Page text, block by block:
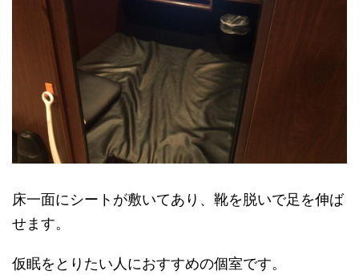
床一面にシートが敷いてあり、靴を脱いで足を伸ば
せます。
仮眠をとりたい人におすすめの個室です。